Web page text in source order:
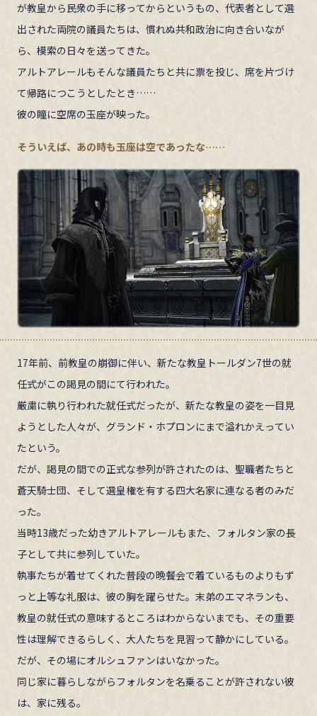
が教皇から民衆の手に移ってからというもの、代表者として選
出された両院の議員たちは、慣れぬ共和政治に向き合いなが
ら、模索の日々を送ってきた。
アルトアレールもそんな議員たちと共に票を投じ、席を片づけ
て帰路につこうとしたとき……
彼の瞳に空席の玉座が映った。
そういえば、あの時も玉座は空であったな……
17年前、前教皇の崩御に伴い、新たな教皇トールダン7世の就
任式がこの謁見の間にて行われた。
厳粛に執り行われた就任式だったが、新たな教皇の姿を一目見
ようとした人々が、グランド・ホプロンにまで溢れかえってい
たという。
だが、謁見の間での正式な参列が許されたのは、聖職者たちと
蒼天騎士団、そして選皇権を有する四大名家に連なる者のみだ
った。
当時13歳だった幼きアルトアレールもまた、フォルタン家の長
子として共に参列していた。
執事たちが着せてくれた普段の晩餐会で着ているものよりもず
っと上等な礼服は、彼の胸を躍らせた。末弟のエマネランも、
教皇の就任式の意味するところはわからないまでも、その重要
性は理解できるらしく、大人たちを見習って静かにしている。
だが、その場にオルシュファンはいなかった。
同じ家に暮らしながらフォルタンを名乗ることが許されない彼
は、家に残る。